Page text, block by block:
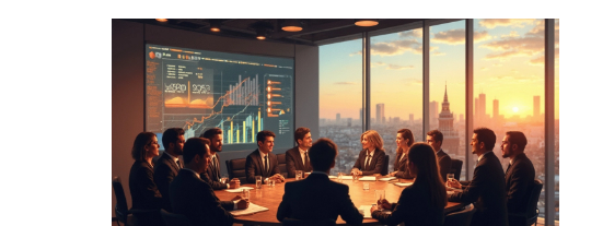
избежать распространенных ошибок.